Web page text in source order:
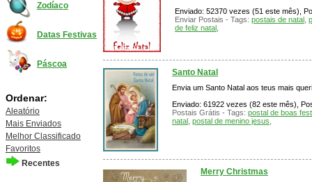
Zodíaco
Datas Festivas
Páscoa
Ordenar:
Aleatório
Mais Enviados
Melhor Classificado
Favoritos
Recentes
Enviado: 52370 vezes (51 este mês),
Enviar Postais - Tags: postais de natal
de feliz natal
Santo Natal
Envia um Santo Natal aos teus mais
Enviado: 61922 vezes (82 este mês),
Postais Grátis - Tags: postal de boas
natal postal de menino jesus
Merry Christmas